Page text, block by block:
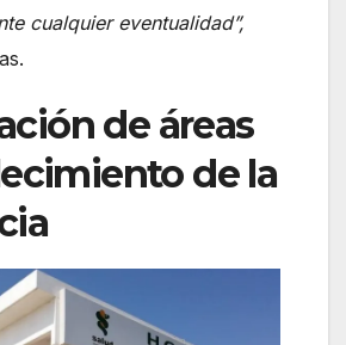
cualquier eventualidad”,
de áreas
de la